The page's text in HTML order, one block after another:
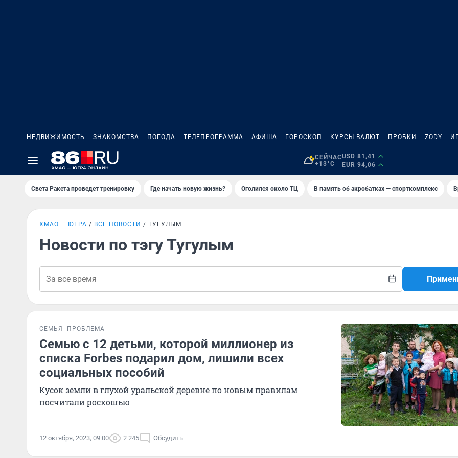
НЕДВИЖИМОСТЬ ЗНАКОМСТВА ПОГОДА ТЕЛЕПРОГРАММА АФИША ГОРОСКОП КУРСЫ ВАЛЮТ ПРОБКИ ZODY
СЕЙЧАС
+13°C
USD 81,41
EUR 94,06
Света Ракета проведет тренировку Где начать новую жизнь? Оголился около ТЦ В память об акробатках — спорткомплекс
ХМАО — ЮГРА ВСЕ НОВОСТИ ТУГУЛЫМ
Новости по тэгу Тугулым
СЕМЬЯ ПРОБЛЕМА
Семью с 12 детьми, которой миллионер из
списка Forbes подарил дом, лишили всех
социальных пособий
Кусок земли в глухой уральской деревне по новым правилам
посчитали роскошью
12 октября, 2023, 09:00 2 245 Обсудить